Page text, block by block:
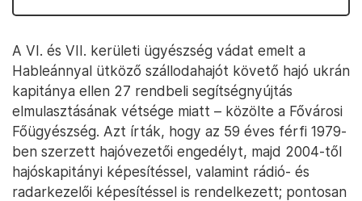
A VI. és VII. kerületi ügyészség vádat emelt a
Hableánnyal ütköző szállodahajót követő hajó ukrán
kapitánya ellen 27 rendbeli segítségnyújtás
elmulasztásának vétsége miatt – közölte a Fővárosi
Főügyészség. Azt írták, hogy az 59 éves férfi 1979-
ben szerzett hajóvezetői engedélyt, majd 2004-től
hajóskapitányi képesítéssel, valamint rádió- és
radarkezelői képesítéssel is rendelkezett; pontosan